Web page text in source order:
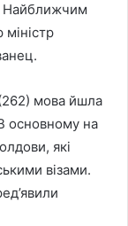
Найближчим
мова йшла
основному на
які
візами.